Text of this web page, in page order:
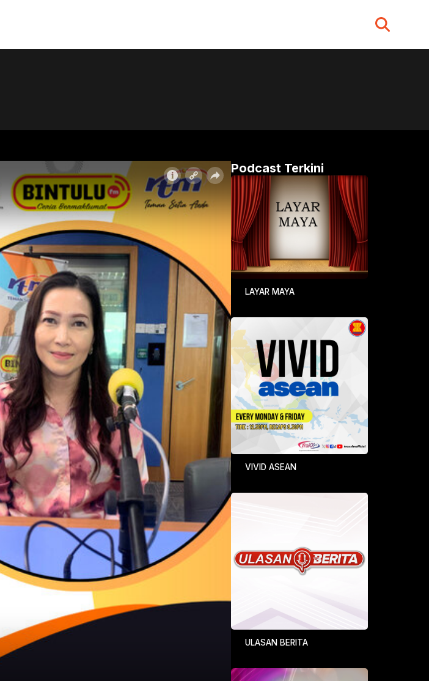
Search
Podcast Terkini
LAYAR MAYA
VIVID ASEAN
ULASAN BERITA